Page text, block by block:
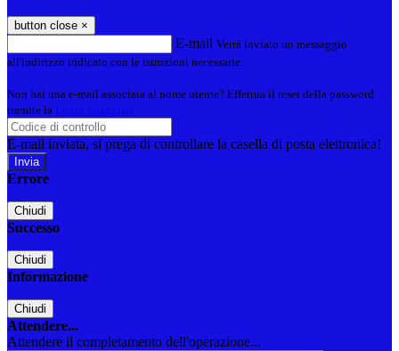
button close ×
E-mail Verrà inviato un messaggio
all'indirizzo indicato con le istruzioni necessarie.
Non hai una e-mail associata al nome utente? Effettua il reset della password
tramite la
E-mail inviata, si prega di controllare la casella di posta elettronica!
Errore
Chiudi
Successo
Chiudi
Informazione
Chiudi
Attendere...
Attendere il completamento dell'operazione...